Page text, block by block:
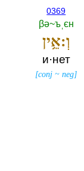
0369
βә~ъˌєн
וְ:אֵ֥ין
и·нет
[conj ~neg]